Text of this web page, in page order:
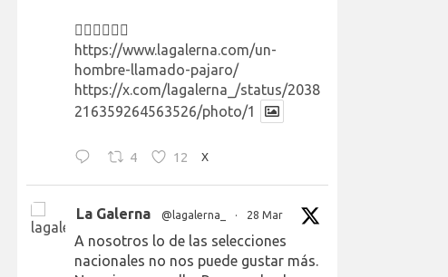
👉🏻👉🏻👉🏻
https://www.lagalerna.com/un-
hombre-llamado-pajaro/
https://x.com/lagalerna_/status/2038
216359264563526/photo/1
4 12 X
La Galerna @lagalerna_ · 28 Mar
A nosotros lo de las selecciones
nacionales no nos puede gustar más.